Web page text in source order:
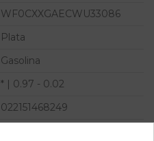
WF0CXXGAECWU33086
Plata
Gasolina
* | 0.97 - 0.02
022151468249